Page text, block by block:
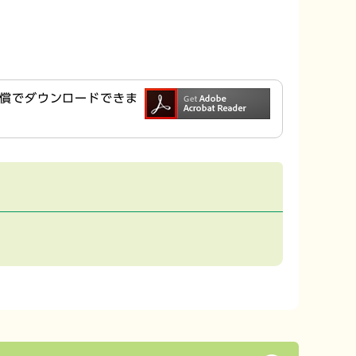
でダウンロードできま